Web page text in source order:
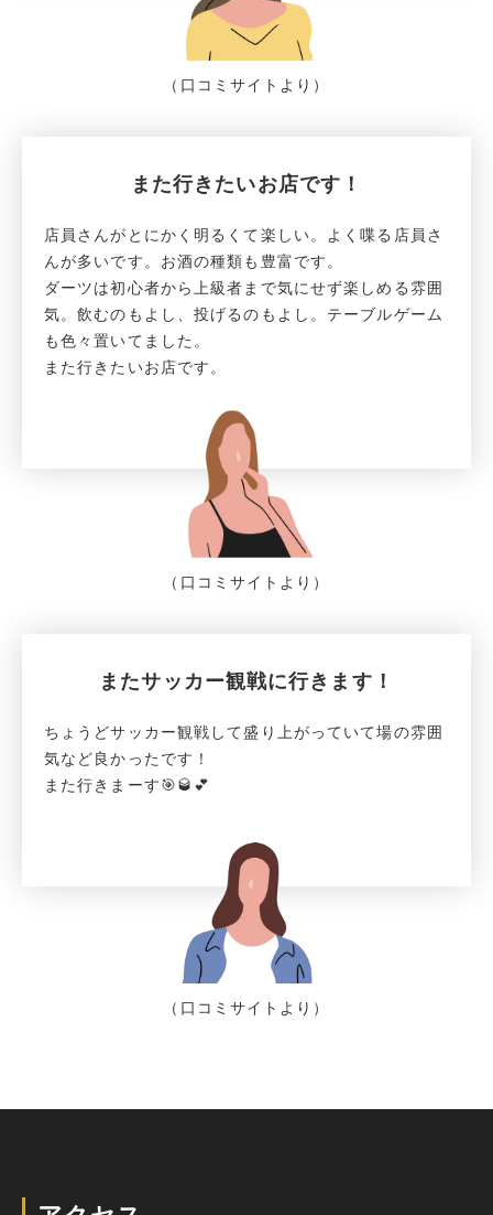
（口コミサイトより）
また行きたいお店です！
店員さんがとにかく明るくて楽しい。よく喋る店員さ
んが多いです。お酒の種類も豊富です。
ダーツは初心者から上級者まで気にせず楽しめる雰囲
気。飲むのもよし、投げるのもよし。テーブルゲーム
も色々置いてました。
また行きたいお店です。
（口コミサイトより）
またサッカー観戦に行きます！
ちょうどサッカー観戦して盛り上がっていて場の雰囲
気など良かったです！
また行きまーす🎯🥃💕
（口コミサイトより）